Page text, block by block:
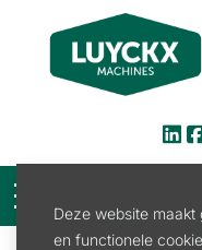
Deze website maakt
en functionele